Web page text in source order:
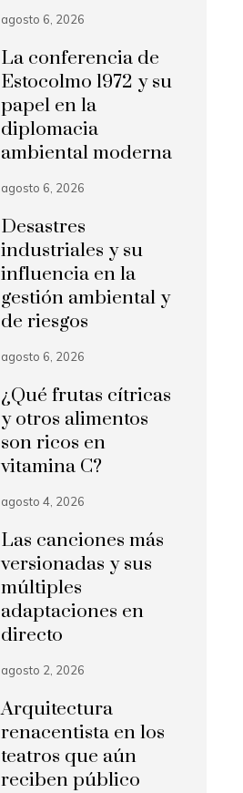
agosto 6, 2026
La conferencia de
Estocolmo 1972 y su
papel en la
diplomacia
ambiental moderna
agosto 6, 2026
Desastres
industriales y su
influencia en la
gestión ambiental y
de riesgos
agosto 6, 2026
¿Qué frutas cítricas
y otros alimentos
son ricos en
vitamina C?
agosto 4, 2026
Las canciones más
versionadas y sus
múltiples
adaptaciones en
directo
agosto 2, 2026
Arquitectura
renacentista en los
teatros que aún
reciben público